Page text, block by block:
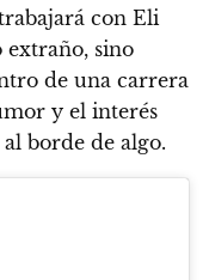
con Eli
extraño, sino
de una carrera
y el interés
borde de algo.